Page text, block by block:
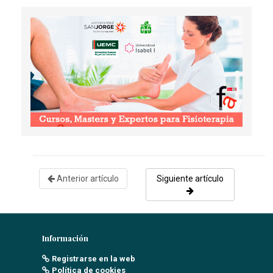
Anterior artículo Siguiente artículo
Información
Registrarse en la web
Política de cookies